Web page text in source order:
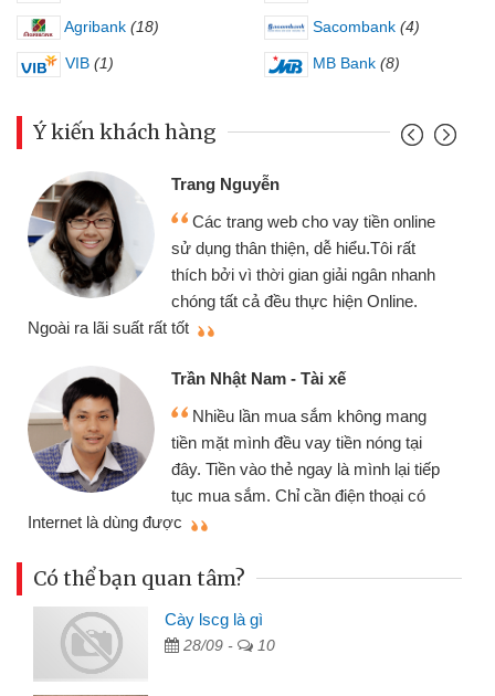
Agribank (18) Sacombank (4)
VIB (1) MB Bank (8)
Ý kiến khách hàng
Trang Nguyễn
Các trang web cho vay tiền online
sử dụng thân thiện, dễ hiểu.Tôi rất
thích bởi vì thời gian giải ngân nhanh
chóng tất cả đều thực hiện Online.
Ngoài ra lãi suất rất tốt
Trần Nhật Nam - Tài xế
Nhiều lần mua sắm không mang
tiền mặt mình đều vay tiền nóng tại
đây. Tiền vào thẻ ngay là mình lại tiếp
tục mua sắm. Chỉ cần điện thoại có
Internet là dùng được
Có thể bạn quan tâm?
Cày lscg là gì
28/09 - 10